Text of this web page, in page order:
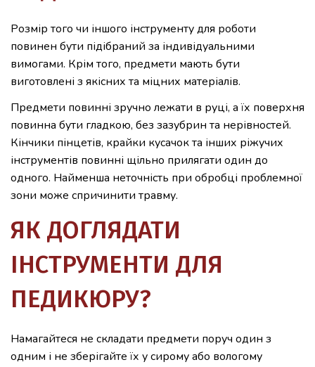
Розмір того чи іншого інструменту для роботи
повинен бути підібраний за індивідуальними
вимогами. Крім того, предмети мають бути
виготовлені з якісних та міцних матеріалів.
Предмети повинні зручно лежати в руці, а їх поверхня
повинна бути гладкою, без зазубрин та нерівностей.
Кінчики пінцетів, крайки кусачок та інших ріжучих
інструментів повинні щільно прилягати один до
одного. Найменша неточність при обробці проблемної
зони може спричинити травму.
ЯК ДОГЛЯДАТИ
ІНСТРУМЕНТИ ДЛЯ
ПЕДИКЮРУ?
Намагайтеся не складати предмети поруч один з
одним і не зберігайте їх у сирому або вологому